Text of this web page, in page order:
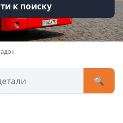
к поиску
🔍